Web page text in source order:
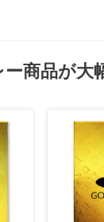
商品が大